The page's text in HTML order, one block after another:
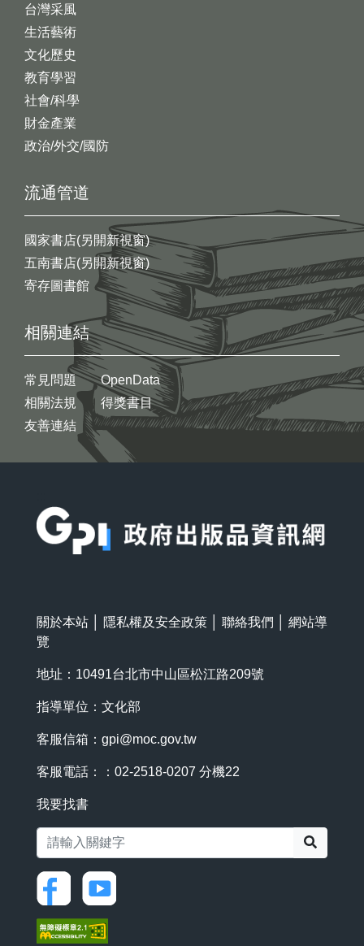
台灣采風
生活藝術
文化歷史
教育學習
社會/科學
財金產業
政治/外交/國防
流通管道
國家書店(另開新視窗)
五南書店(另開新視窗)
寄存圖書館
相關連結
常見問題
相關法規
友善連結
OpenData
得獎書目
關於本站 隱私權及安全政策 聯絡我們
網站導
覽
地址：10491台北市中山區松江路209號
指導單位：文化部
客服信箱： gpi@moc.gov.tw
客服電話：：02-2518-0207 分機22
我要找書